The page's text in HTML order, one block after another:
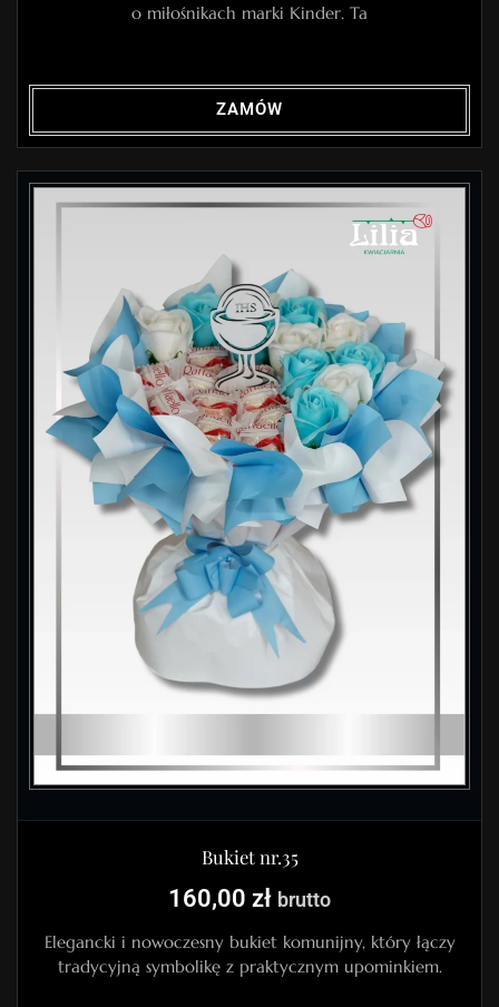
o miłośnikach marki Kinder. Ta
ZAMÓW
Bukiet nr.35
160,00 zł brutto
Elegancki i nowoczesny bukiet komunijny, który łączy
tradycyjną symbolikę z praktycznym upominkiem.